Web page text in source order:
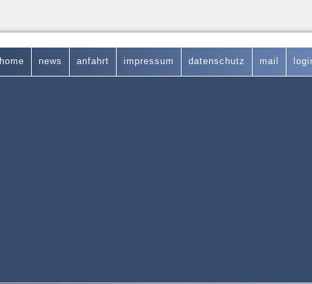
home news anfahrt impressum datenschutz mail